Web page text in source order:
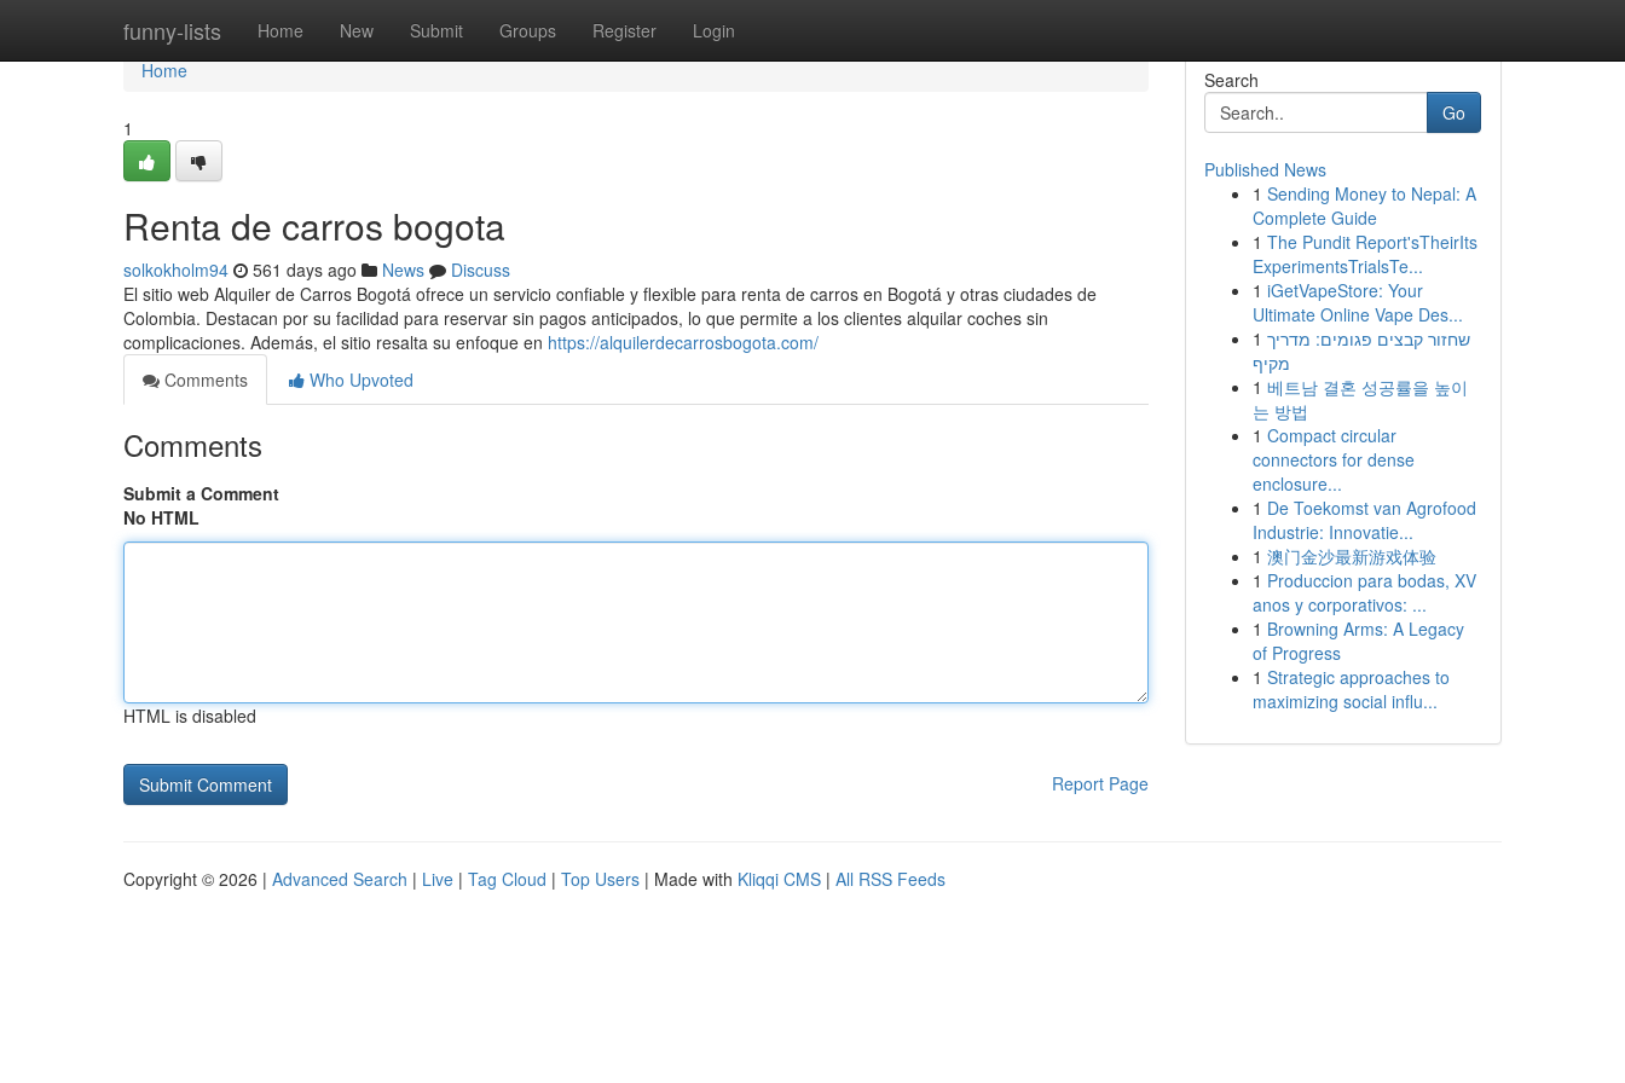
funny-lists Home New Submit Groups Register Login
Home
Home
1
Renta de carros bogota
solkokholm94 561 days ago News
Discuss
El sitio web Alquiler de Carros Bogotá ofrece un servicio confiable y flexible para renta de carros en Bogotá y otras ciudades de
Colombia. Destacan por su facilidad para reservar sin pagos anticipados, lo que permite a los clientes alquilar coches sin
complicaciones. Además, el sitio resalta su enfoque en https://alquilerdecarrosbogota.com/
Comments
Who Upvoted
Comments
Submit a Comment
No HTML
HTML is disabled
Report Page
Search
Go
Published News
1 Sending Money to Nepal: A
Complete Guide
1 The Pundit Report'sTheirIts
ExperimentsTrialsTe...
1 iGetVapeStore: Your
Ultimate Online Vape Des...
1 שחזור קבצים פגומים: מדריך
מקיף
1 베트남 결혼 성공률을 높이
는 방법
1 Compact circular
connectors for dense
enclosure...
1 De Toekomst van Agrofood
Industrie: Innovatie...
1 澳门金沙最新游戏体验
1 Produccion para bodas, XV
anos y corporativos: ...
1 Browning Arms: A Legacy
of Progress
1 Strategic approaches to
maximizing social influ...
Copyright © 2026 | Advanced Search | Live | Tag Cloud | Top Users | Made with Kliqqi CMS | All RSS Feeds